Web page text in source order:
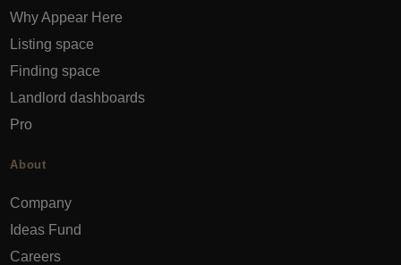
Why Appear Here
Listing space
Finding space
Landlord dashboards
Pro
About
Company
Ideas Fund
Careers